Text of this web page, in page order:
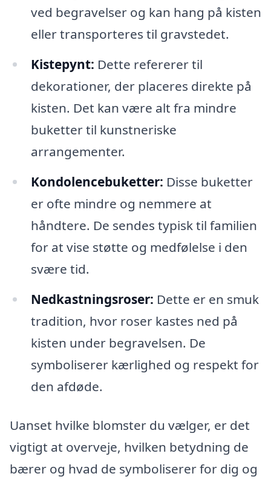
ved begravelser og kan hang på kisten
eller transporteres til gravstedet.
Kistepynt: Dette refererer til
dekorationer, der placeres direkte på
kisten. Det kan være alt fra mindre
buketter til kunstneriske
arrangementer.
Kondolencebuketter: Disse buketter
er ofte mindre og nemmere at
håndtere. De sendes typisk til familien
for at vise støtte og medfølelse i den
svære tid.
Nedkastningsroser: Dette er en smuk
tradition, hvor roser kastes ned på
kisten under begravelsen. De
symboliserer kærlighed og respekt for
den afdøde.
Uanset hvilke blomster du vælger, er det
vigtigt at overveje, hvilken betydning de
bærer og hvad de symboliserer for dig og